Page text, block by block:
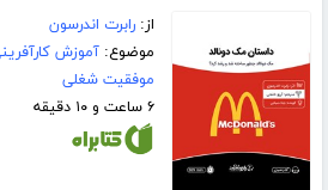
از:رابرت اندرسون
موضوع:آموزش
موفقیت شغلی
۶ ساعت و ۱۰ دقیقه